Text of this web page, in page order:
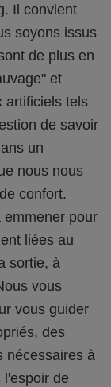
Il convient
soyons issus
de plus en
et
artificiels tels
de savoir
un
nous nous
confort.
emmener pour
liées au
sortie, à
vous
vous guider
des
nécessaires à
l'espoir de